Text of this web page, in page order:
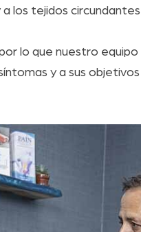
los tejidos circundantes
lo que nuestro equipo
y a sus objetivos